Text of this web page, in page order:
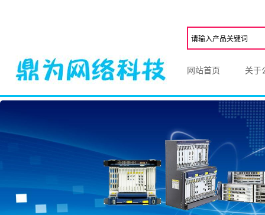
网站首页 关于